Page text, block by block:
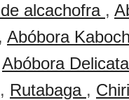
alcachofra ,
, Abóbora
Abóbora Delicata
, Rutabaga ,